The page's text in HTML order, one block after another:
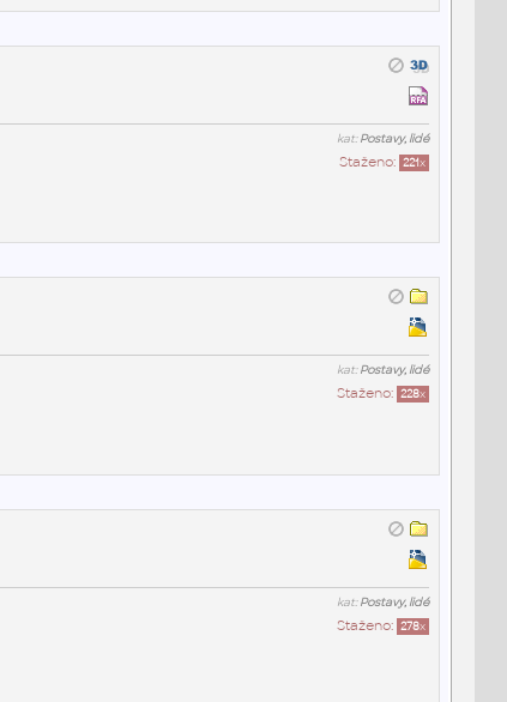
kat:Postavy, lidé
Staženo: 221x
kat:Postavy, lidé
Staženo: 228x
kat:Postavy, lidé
Staženo: 278x